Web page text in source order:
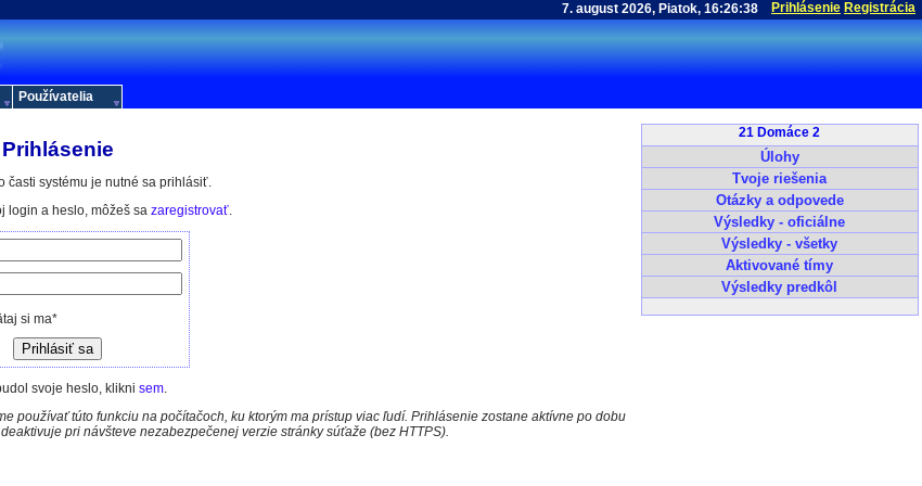
Prihlásenie Registrácia
Prihlásenie
časti systému je nutné sa prihlásiť.
login a heslo, môžeš sa zaregistrovať.
si ma*
svoje heslo, klikni sem.
používať túto funkciu na počítačoch, ku ktorým ma prístup viac ľudí. Prihlásenie zostane aktívne po dobu
pri návšteve nezabezpečenej verzie stránky súťaže (bez HTTPS).
21 Domáce 2
Úlohy
Tvoje riešenia
Otázky a odpovede
Výsledky - oficiálne
Výsledky - všetky
Aktivované tímy
Výsledky predkôl
Používatelia